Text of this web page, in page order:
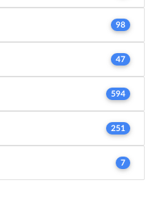
98
47
594
251
7